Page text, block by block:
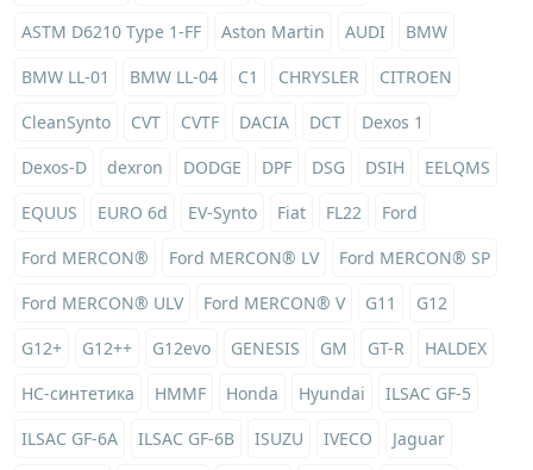
ASTM D6210 Type 1-FF
Aston Martin AUDI
BMW
BMW LL-01
BMW LL-04 C1 CHRYSLER
CITROEN
CleanSynto
CVT CVTF DACIA DCT
Dexos 1
Dexos-D
dexron DODGE DPF DSG DSIH
EELQMS
EQUUS
EURO 6d EV-Synto Fiat FL22
Ford
Ford MERCON®
Ford MERCON® LV
Ford MERCON® SP
Ford MERCON® ULV
Ford MERCON® V G11
G12
G12+
G12++ G12evo GENESIS GM GT-R
HALDEX
HC-синтетика
HMMF Honda Hyundai
ILSAC GF-5
ILSAC GF-6A
ILSAC GF-6B ISUZU IVECO
Jaguar